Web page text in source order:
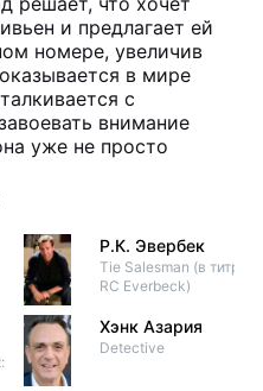
и предлагает ей
номере, увеличив
в мире
с
внимание
уже не просто
Р.К. Эвербек
Tie Salesman (в титрах:
RC Everbeck)
Хэнк Азария
Detective